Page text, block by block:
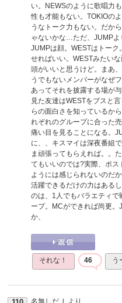
い。NEWSのように歌唱力
性も才能もない。TOKIOの
うなトーク力もない。だか
ゃないかな…ただ、JUMPよ
JUMPは顔。WESTはトー
せればいい。WESTみたい
頭がいいと思うけど。まあ
うでもないメンバーがなぜ
あってそれを披露する場が
見た友達はWESTをブスと
らの面白さを知っているか
れぞれのグループに合った
痛い目を見ることになる。
に、、キスマイは深夜番組
ま頑張ってもらえれば。。
てもいいのでは?実際、ポ
ようには感じられないのだ
活躍できるだけの力はある
のは、1人でもバラエティ
ープ。MCができれば尚更
か、
それな！ 46 う
名無しだＪ より